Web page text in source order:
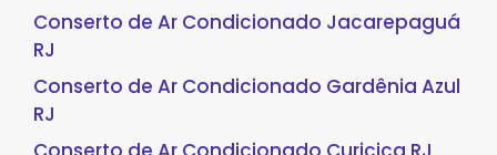
Conserto de Ar Condicionado Jacarepaguá
RJ
Conserto de Ar Condicionado Gardênia Azul
RJ